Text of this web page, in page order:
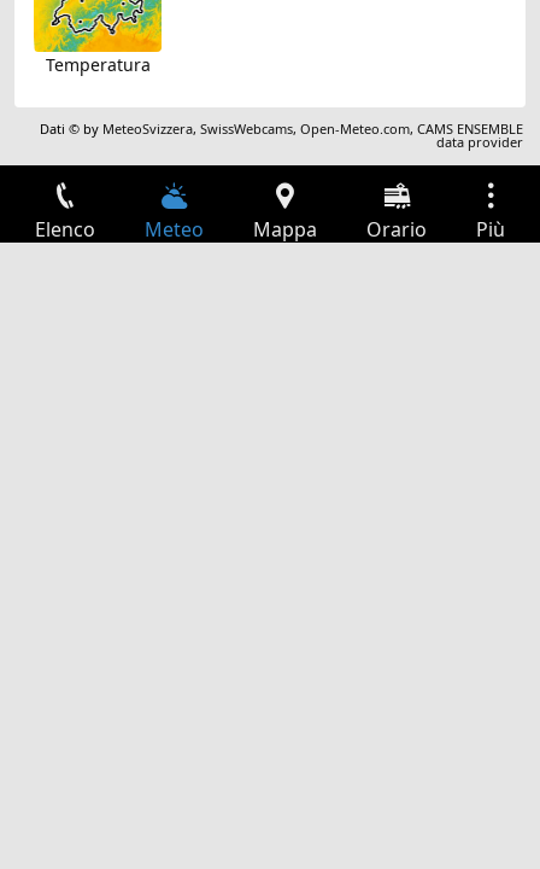
Temperatura
Dati © by MeteoSvizzera,SwissWebcams,Open-Meteo.com,CAMS ENSEMBLE
data provider
Elenco Meteo Mappa Orario Più